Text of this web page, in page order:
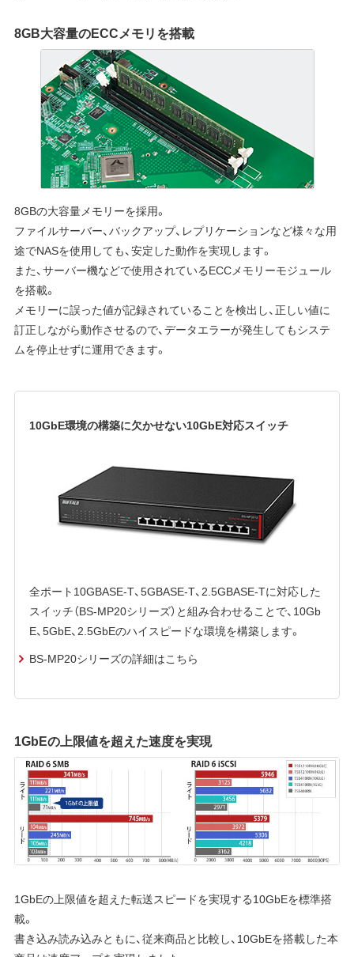
8GB大容量のECCメモリを搭載
8GBの大容量メモリーを採用。
ファイルサーバー、バックアップ、レプリケーションなど様々な用
途でNASを使用しても、安定した動作を実現します。
また、サーバー機などで使用されているECCメモリーモジュール
を搭載。
メモリーに誤った値が記録されていることを検出し、正しい値に
訂正しながら動作させるので、データエラーが発生してもシステ
ムを停止せずに運用できます。
10GbE環境の構築に欠かせない10GbE対応スイッチ
全ポート10GBASE-T、5GBASE-T、2.5GBASE-Tに対応した
スイッチ（BS-MP20シリーズ）と組み合わせることで、10Gb
E、5GbE、2.5GbEのハイスピードな環境を構築します。
BS-MP20シリーズの詳細はこちら
1GbEの上限値を超えた速度を実現
1GbEの上限値を超えた転送スピードを実現する10GbEを標準搭
載。
書き込み読み込みともに、従来商品と比較し、10GbEを搭載した本